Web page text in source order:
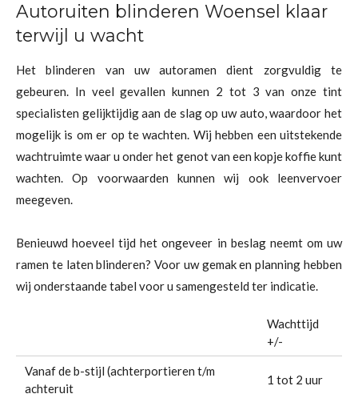
Autoruiten blinderen Woensel klaar
terwijl u wacht
Het blinderen van uw autoramen dient zorgvuldig te
gebeuren. In veel gevallen kunnen 2 tot 3 van onze tint
specialisten gelijktijdig aan de slag op uw auto, waardoor het
mogelijk is om er op te wachten. Wij hebben een uitstekende
wachtruimte waar u onder het genot van een kopje koffie kunt
wachten. Op voorwaarden kunnen wij ook leenvervoer
meegeven.
Benieuwd hoeveel tijd het ongeveer in beslag neemt om uw
ramen te laten blinderen? Voor uw gemak en planning hebben
wij onderstaande tabel voor u samengesteld ter indicatie.
Wachttijd
+/-
Vanaf de b-stijl (achterportieren t/m
achteruit
1 tot 2 uur